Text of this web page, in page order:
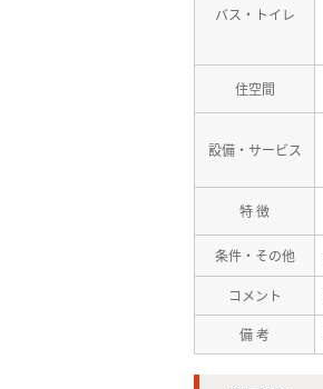
バス・トイレ
住空間
設備・サービス
特 徴
条件・その他
コメント
備 考